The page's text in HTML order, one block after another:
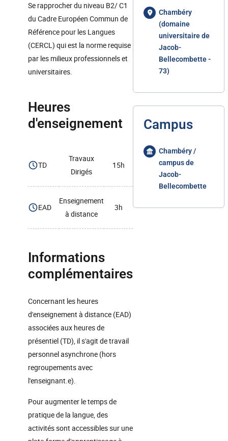
Se rapprocher du niveau B2/ C1
du Cadre Européen Commun de
Référence pour les Langues
(CERCL) qui est la norme requise
par les milieux professionnels et
universitaires.
Heures
d'enseignement
TD
Travaux
Dirigés
15h
EAD
Enseignement
à distance
3h
Informations
complémentaires
Concernant les heures
d'enseignement à distance (EAD)
associées aux heures de
présentiel (TD), il s'agit de travail
personnel asynchrone (hors
regroupements avec
l'enseignant.e).
Pour augmenter le temps de
pratique de la langue, des
activités sont accessibles sur une
Chambéry
(domaine
universitaire de
Jacob-
Bellecombette -
73)
Campus
Chambéry /
campus de
Jacob-
Bellecombette